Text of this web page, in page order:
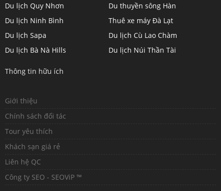
Du lịch Quy Nhơn
Du lịch Ninh Bình
Du lịch Sapa
Du lịch Bà Nà Hills
Du thuyền sông Hàn
Thuê xe máy Đà Lạt
Du lịch Cù Lao Chàm
Du lịch Núi Thần Tài
Thông tin hữu ích
Giới thiệu
Chính sách đối tác
Tour yêu thích
Khách sạn giá rẻ
Liên hệ QC
Công ty SEO - SEOViP ™